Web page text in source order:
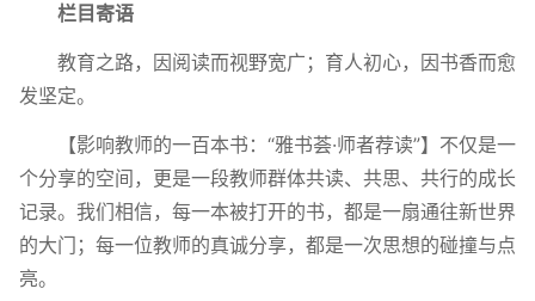
栏 目 寄语
教育之路，因阅读而视野宽广；育人初心，因书香而愈
发坚定。
【影响教师的一百本书：“雅书荟·师者荐读”】不仅是一
个分享的空间，更是一段教师群体共读、共思、共行的成长
记录。我们相信，每一本被打开的书，都是一扇通往新世界
的大门；每一位教师的真诚分享，都是一次思想的碰撞与点
亮。